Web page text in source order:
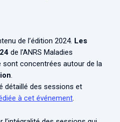
de l’édition 2024. Les
de l’ANRS Maladies
concentrées autour de la
.
détaillé des sessions et
à cet événement.